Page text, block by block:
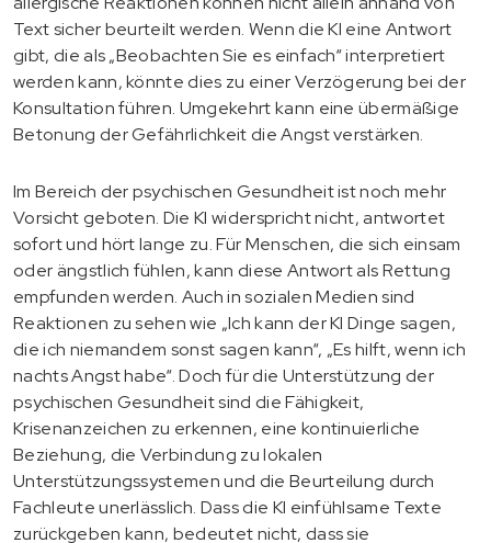
Text sicher beurteilt werden. Wenn die KI eine Antwort
gibt, die als „Beobachten Sie es einfach“ interpretiert
werden kann, könnte dies zu einer Verzögerung bei der
Konsultation führen. Umgekehrt kann eine übermäßige
Betonung der Gefährlichkeit die Angst verstärken.
Im Bereich der psychischen Gesundheit ist noch mehr
Vorsicht geboten. Die KI widerspricht nicht, antwortet
sofort und hört lange zu. Für Menschen, die sich einsam
oder ängstlich fühlen, kann diese Antwort als Rettung
empfunden werden. Auch in sozialen Medien sind
Reaktionen zu sehen wie „Ich kann der KI Dinge sagen,
die ich niemandem sonst sagen kann“, „Es hilft, wenn ich
nachts Angst habe“. Doch für die Unterstützung der
psychischen Gesundheit sind die Fähigkeit,
Krisenanzeichen zu erkennen, eine kontinuierliche
Beziehung, die Verbindung zu lokalen
Unterstützungssystemen und die Beurteilung durch
Fachleute unerlässlich. Dass die KI einfühlsame Texte
zurückgeben kann, bedeutet nicht, dass sie